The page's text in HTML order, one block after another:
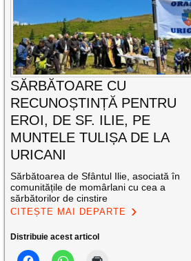
SĂRBĂTOARE CU
RECUNOȘTINȚĂ PENTRU
EROI, DE SF. ILIE, PE
MUNTELE TULIȘA DE LA
URICANI
Sărbătoarea de Sfântul Ilie, asociată în
comunitățile de momârlani cu cea a
sărbătorilor de cinstire
CITEȘTE MAI DEPARTE
Distribuie acest articol